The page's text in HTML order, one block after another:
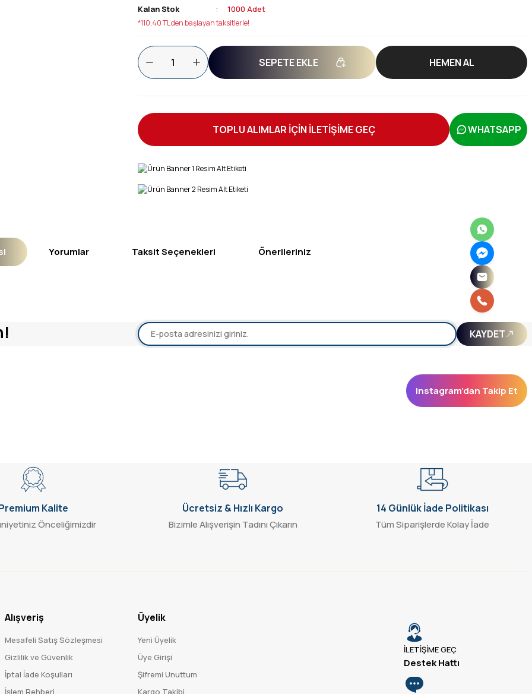
Kalan Stok
1000 Adet
*110,40 TL den başlayan taksitlerle!
SEPETE EKLE HEMEN AL
TOPLU ALIMLAR İÇİN İLETİŞİME GEÇ WHATSAPP
Yorumlar Taksit Seçenekleri Önerileriniz
Bu ürüne ilk yorumu siz yapın! KAYDET
Instagram’dan Takip Et
Kalite
Önceliğimizdir
Ücretsiz & Hızlı Kargo
Bizimle Alışverişin Tadını Çıkarın
14 Günlük İade Politikası
Tüm Siparişlerde Kolay İade
Alışveriş
Mesafeli Satış Sözleşmesi
Gizlilik ve Güvenlik
İptal İade Koşulları
İşlem Rehberi
Üyelik
Yeni Üyelik
Üye Girişi
Şifremi Unuttum
Kargo Takibi
İLETİŞİME GEÇ
Destek Hattı